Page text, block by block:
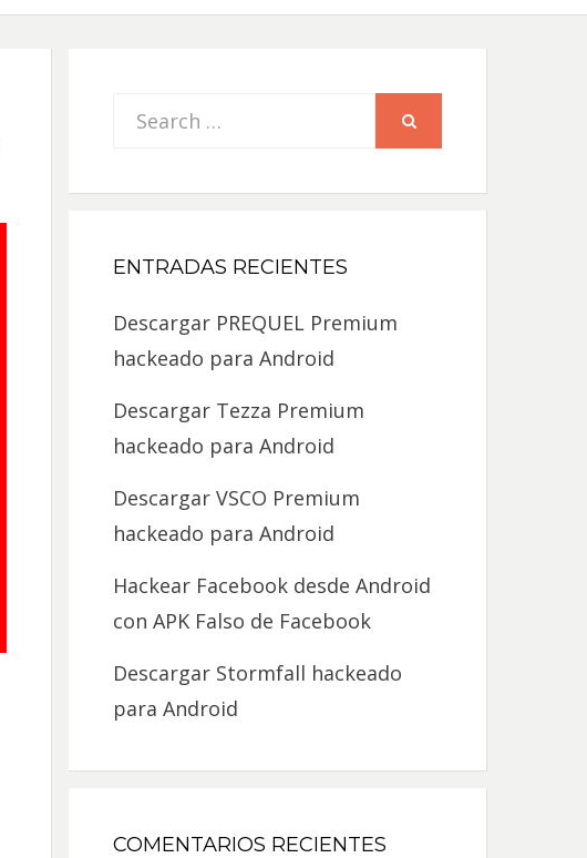
Search
ENTRADAS RECIENTES
Descargar PREQUEL Premium
hackeado para Android
Descargar Tezza Premium
hackeado para Android
Descargar VSCO Premium
hackeado para Android
Hackear Facebook desde Android
con APK Falso de Facebook
Descargar Stormfall hackeado
para Android
COMENTARIOS RECIENTES